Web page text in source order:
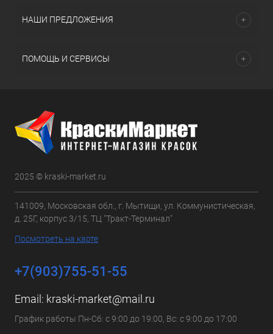
НАШИ ПРЕДЛОЖЕНИЯ
ПОМОЩЬ И СЕРВИСЫ
2025 © kraski-market.ru
141009, Московская обл., г. Мытищи, ул. Коммунистическая,
д. 25Г, корпус 3/15, ТЦ "Тракт-Терминал"
Посмотреть на карте
+7(903)755-51-55
Email: kraski-market@mail.ru
График работы Пн-Сб: с 9:00 до 19:00, Вс: с 9:00 до 17:00